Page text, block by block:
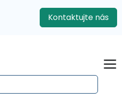
Kontaktujte nás